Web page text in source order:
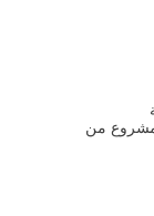
مشروع من